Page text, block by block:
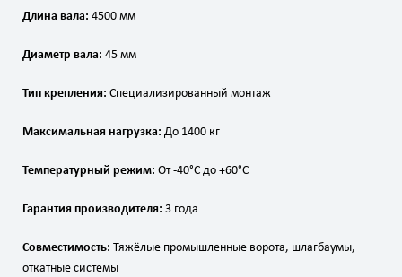
Длина вала: 4500 мм
Диаметр вала: 45 мм
Тип крепления: Специализированный монтаж
Максимальная нагрузка: До 1400 кг
Температурный режим: От -40°C до +60°C
Гарантия производителя: 3 года
Совместимость: Тяжёлые промышленные ворота, шлагбаумы,
откатные системы